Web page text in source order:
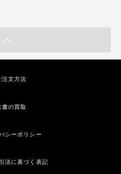
注文方法
書の買取
シーポリシー
法に基づく表記